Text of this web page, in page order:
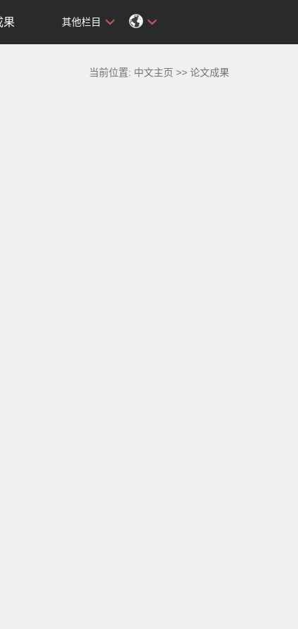
果 其他栏目
当前位置: 中文主页 >>论文成果